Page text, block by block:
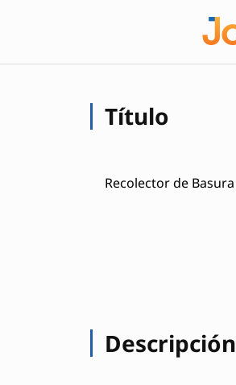
Título
Recolector de Basura
Descripción